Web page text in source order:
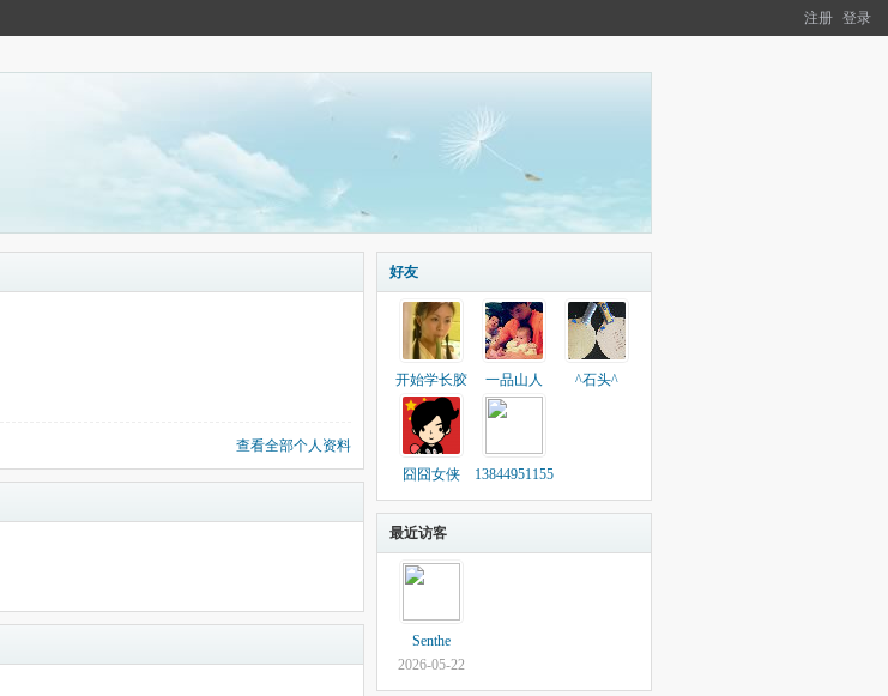
注册 登录
查看全部个人资料
好友
开始学长胶 一品山人 ^石头^
囧囧女侠 13844951155
最近访客
Senthe
2026-05-22